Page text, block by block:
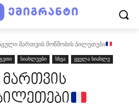
მართვის მოწმობის ბილეთები
სიახლეები სხვა ყველა სიახლე